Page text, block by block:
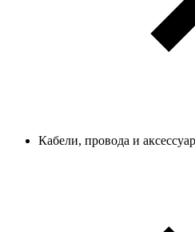
Кабели, провода и